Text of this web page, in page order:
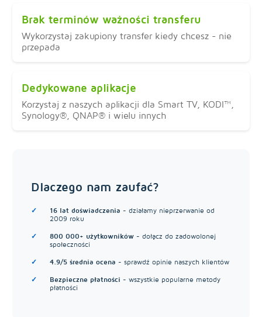
Brak terminów ważności transferu
Wykorzystaj zakupiony transfer kiedy chcesz - nie
przepada
Dedykowane aplikacje
Korzystaj z naszych aplikacji dla Smart TV, KODI™,
Synology®, QNAP® i wielu innych
Dlaczego nam zaufać?
16 lat doświadczenia - działamy nieprzerwanie od
2009 roku
800 000+ użytkowników - dołącz do zadowolonej
społeczności
4.9/5 średnia ocena - sprawdź opinie naszych klientów
Bezpieczne płatności - wszystkie popularne metody
płatności